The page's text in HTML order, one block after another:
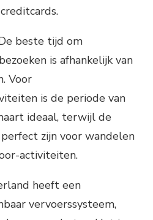
beste tijd om
is afhankelijk van
Voor
is de periode van
ideaal, terwijl de
zijn voor wandelen
activiteiten.
heeft een
vervoerssysteem,